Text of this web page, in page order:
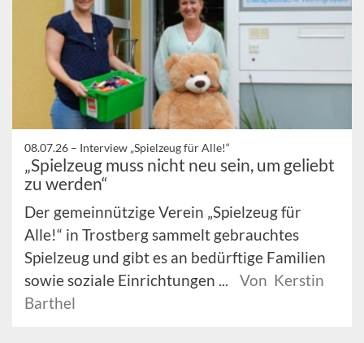
08.07.26 – Interview „Spielzeug für Alle!“
„Spielzeug muss nicht neu sein, um geliebt
zu werden“
Der gemeinnützige Verein „Spielzeug für
Alle!“ in Trostberg sammelt gebrauchtes
Spielzeug und gibt es an bedürftige Familien
sowie soziale Einrichtungen ...
Von Kerstin
Barthel